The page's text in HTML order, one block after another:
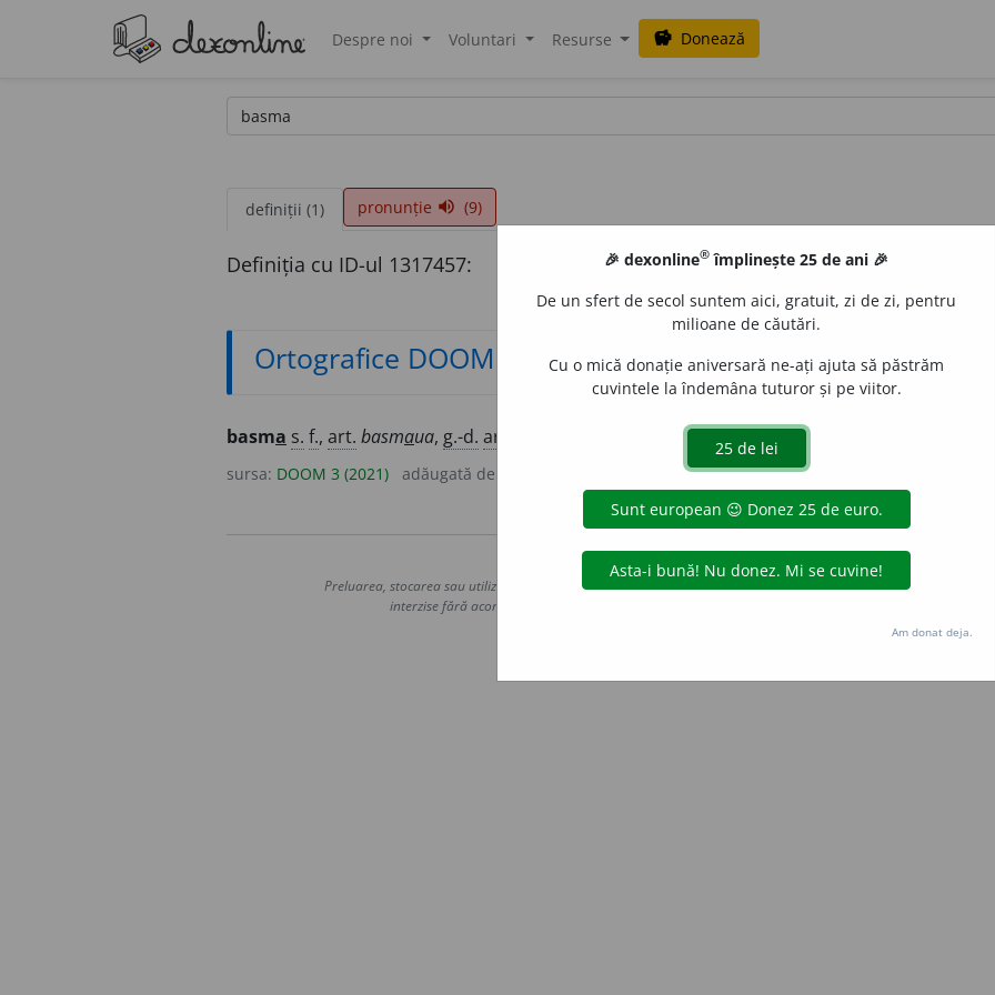
Despre noi Voluntari Resurse savings Donează
definiții (1) pronunție volume_up (9)
Definiția cu ID-ul 1317457:
Ortografice DOOM
basma s. f., art. basmaua, g.-d. art. le
sursa: DOOM 3 (2021) adăugată de
Copyright © 2004-2026 dexonline (https://dexonline.ro)
Preluarea, stocarea sau utilizarea datelor de pe acest site, inclusiv prin orice metode de extragere automată
interzise fără acordul nostru prealabil scris, cu excepția seturilor de date oferite oficial spre utilizare
Hosterion
🎉 dexonline® împlinește 25 de ani 🎉
De un sfert de secol suntem aici, gratuit, zi de zi, pentru
milioane de căutări.
Cu o mică donație aniversară ne-ați ajuta să păstrăm
cuvintele la îndemâna tuturor și pe viitor.
Am donat deja.